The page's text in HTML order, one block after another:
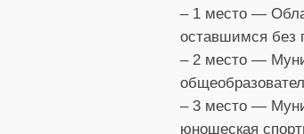
– 1 место —
оставшимся без
– 2 место —
– 3 место —
юношеская